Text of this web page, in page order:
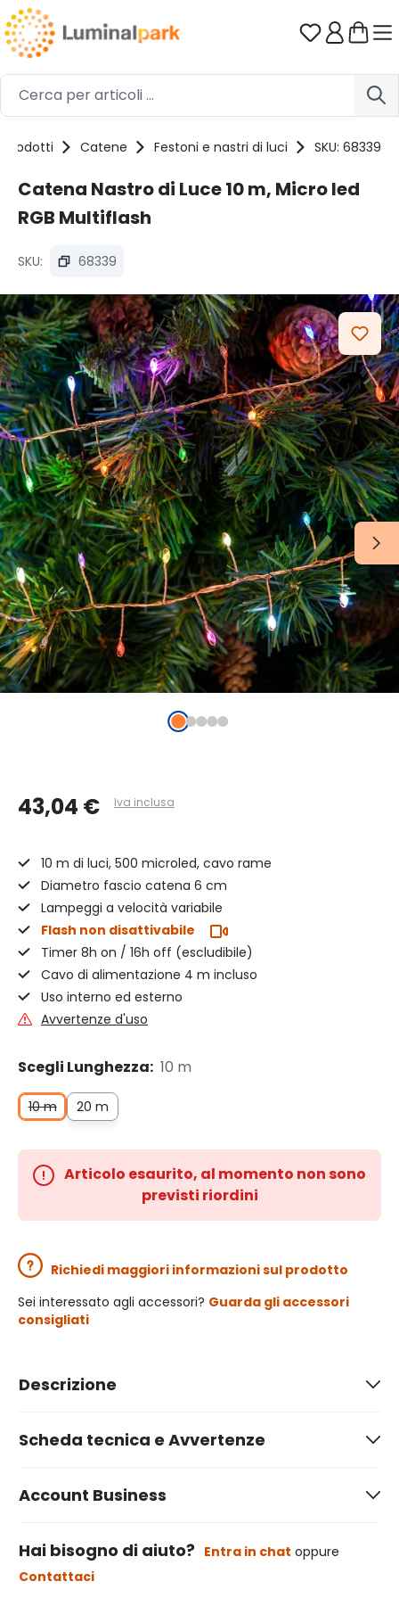
Passa al contenuto principale Hai 0
Prodotti Catene Festoni e nastri di luci SKU: 68339
Catena Nastro di Luce 10 m, Micro led
RGB Multiflash
SKU: 68339
Salta la galleria di immagini
43,04 € Iva inclusa
10 m di luci, 500 microled, cavo rame
Diametro fascio catena 6 cm
Lampeggi a velocità variabile
Flash non disattivabile
Timer 8h on / 16h off (escludibile)
Cavo di alimentazione 4 m incluso
Uso interno ed esterno
Avvertenze d'uso
Scegli Lunghezza: 10 m
10 m 20 m
Articolo esaurito, al momento non sono
previsti riordini
Richiedi maggiori informazioni sul prodotto
Sei interessato agli accessori? Guarda gli accessori
consigliati
Descrizione
Scheda tecnica e Avvertenze
Account Business
Hai bisogno di aiuto? Entra in chat oppure
Contattaci